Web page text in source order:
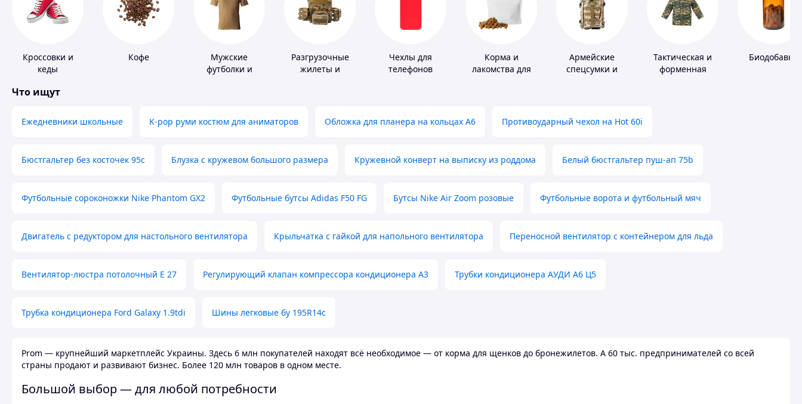
Кроссовки и
кеды
Кофе
Мужские
футболки и
Разгрузочные
жилеты и
Чехлы для
телефонов
Корма и
лакомства для
Армейские
спецсумки и
Тактическая и
форменная
Биодобавки
Что ищут
Ежедневники школьные K-pop руми костюм для аниматоров Обложка для планера на кольцах А6 Противоударный чехол на Hot 60i
Бюстгальтер без косточек 95с Блузка с кружевом большого размера Кружевной конверт на выписку из роддома Белый бюстгальтер пуш-ап 75b
Футбольные сороконожки Nike Phantom GX2 Футбольные бутсы Adidas F50 FG Бутсы Nike Air Zoom розовые Футбольные ворота и футбольный мяч
Двигатель с редуктором для настольного вентилятора Крыльчатка с гайкой для напольного вентилятора Переносной вентилятор с контейнером для льда
Вентилятор-люстра потолочный E 27 Регулирующий клапан компрессора кондиционера А3 Трубки кондиционера АУДИ А6 Ц5
Трубка кондиционера Ford Galaxy 1.9tdi Шины легковые бу 195R14c
Prom — крупнейший маркетплейс Украины. Здесь 6 млн покупателей находят всё необходимое — от корма для щенков до бронежилетов. А 60 тыс. предпринимателей со всей
страны продают и развивают бизнес. Более 120 млн товаров в одном месте.
Большой выбор — для любой потребности